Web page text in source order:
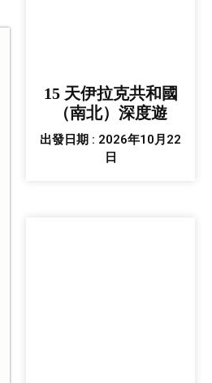
15 天伊拉克共和國
（南北）深度遊
出發日期 : 2026年10月22
日